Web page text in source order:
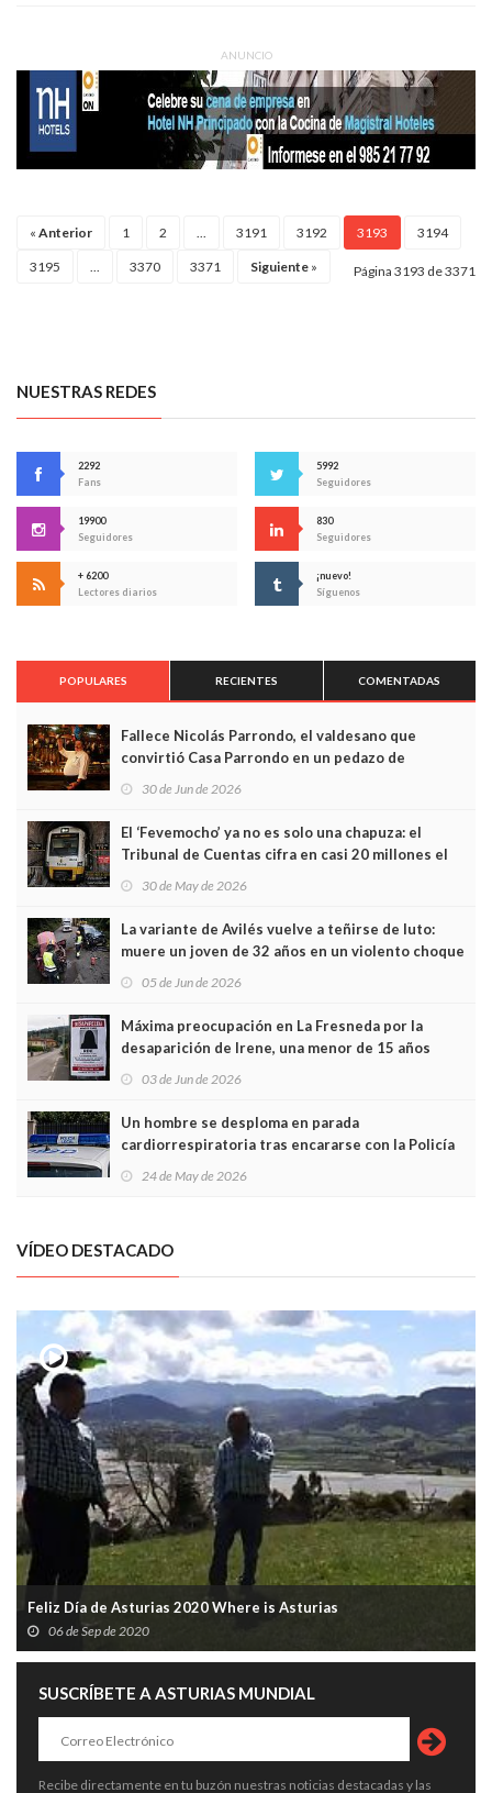
ANUNCIO
« Anterior 1 2 3191 3192 3193 3194
3195 3370 3371 Siguiente » Página 3193 de 3371
NUESTRAS REDES
2292
Fans
5992
Seguidores
19900
Seguidores
830
Seguidores
+ 6200
Lectores diarios
¡nuevo!
Síguenos
POPULARES RECIENTES COMENTADAS
Fallece Nicolás Parrondo, el valdesano que
convirtió Casa Parrondo en un pedazo de
30 de Jun de 2026
El ‘Fevemocho’ ya no es solo una chapuza: el
Tribunal de Cuentas cifra en casi 20 millones el
30 de May de 2026
La variante de Avilés vuelve a teñirse de luto:
muere un joven de 32 años en un violento choque
05 de Jun de 2026
Máxima preocupación en La Fresneda por la
desaparición de Irene, una menor de 15 años
03 de Jun de 2026
Un hombre se desploma en parada
cardiorrespiratoria tras encararse con la Policía
24 de May de 2026
VÍDEO DESTACADO
Feliz Día de Asturias 2020 Where is Asturias
06 de Sep de 2020
SUSCRÍBETE A ASTURIAS MUNDIAL
Recibe directamente en tu buzón nuestras noticias destacadas y las